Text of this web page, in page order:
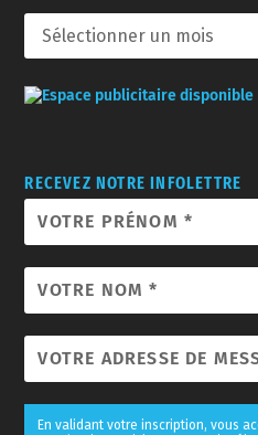
RECEVEZ NOTRE INFOLETTRE
En validant votre inscription, vous